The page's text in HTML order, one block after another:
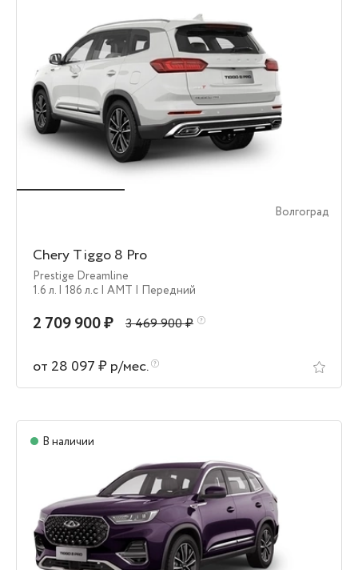
Волгоград
Chery Tiggo 8 Pro
Prestige Dreamline
1.6 л. | 186 л.c | AMT | Передний
2 709 900 ₽ 3 469 900 ₽
от 28 097 ₽ р/мес.
В наличии